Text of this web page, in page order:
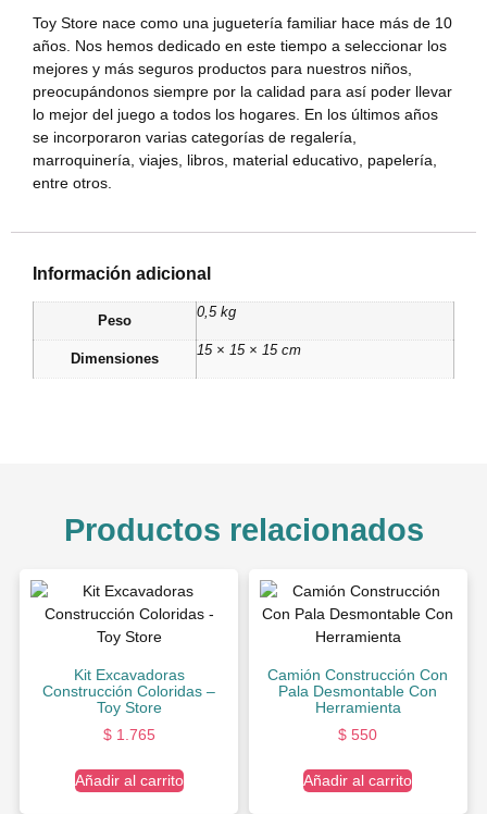
Toy Store nace como una juguetería familiar hace más de 10
años. Nos hemos dedicado en este tiempo a seleccionar los
mejores y más seguros productos para nuestros niños,
preocupándonos siempre por la calidad para así poder llevar
lo mejor del juego a todos los hogares. En los últimos años
se incorporaron varias categorías de regalería,
marroquinería, viajes, libros, material educativo, papelería,
entre otros.
Información adicional
Peso
0,5 kg
Dimensiones
15 × 15 × 15 cm
Productos relacionados
Kit Excavadoras
Construcción Coloridas –
Toy Store
$1.765
Añadir al carrito
Camión Construcción Con
Pala Desmontable Con
Herramienta
$ 550
Añadir al carrito